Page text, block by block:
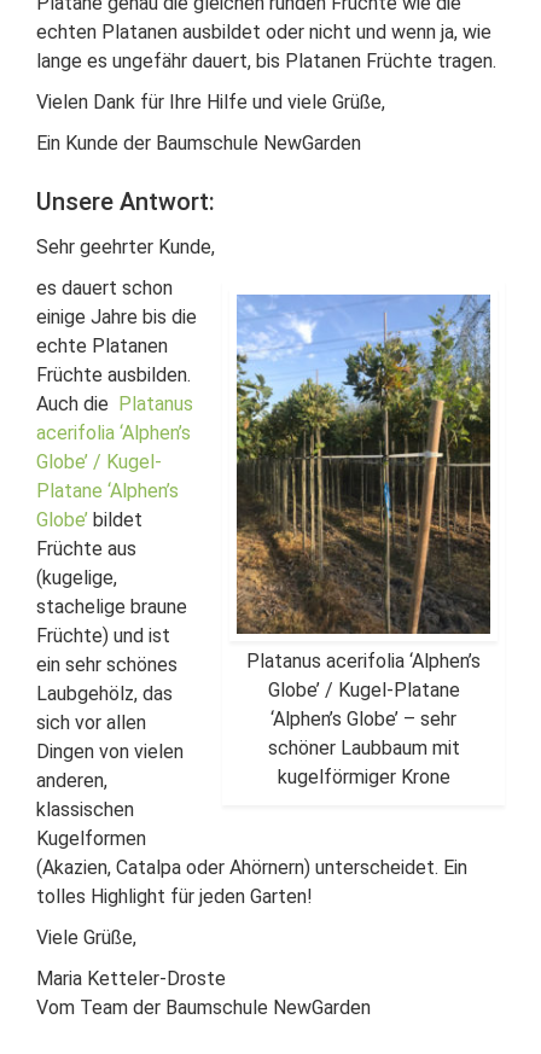
echten Platanen ausbildet oder nicht und wenn ja, wie
lange es ungefähr dauert, bis Platanen Früchte tragen.
Vielen Dank für Ihre Hilfe und viele Grüße,
Ein Kunde der Baumschule NewGarden
Unsere Antwort:
Sehr geehrter Kunde,
Platanus acerifolia ‘Alphen’s
Globe’ / Kugel-Platane
‘Alphen’s Globe’ – sehr
schöner Laubbaum mit
kugelförmiger Krone
es dauert schon
einige Jahre bis die
echte Platanen
Früchte ausbilden.
Auch die Platanus
acerifolia ‘Alphen’s
Globe’ / Kugel-
Platane ‘Alphen’s
Globe’ bildet
Früchte aus
(kugelige,
stachelige braune
Früchte) und ist
ein sehr schönes
Laubgehölz, das
sich vor allen
Dingen von vielen
anderen,
klassischen
Kugelformen
(Akazien, Catalpa oder Ahörnern) unterscheidet. Ein
tolles Highlight für jeden Garten!
Viele Grüße,
Maria Ketteler-Droste
Vom Team der Baumschule NewGarden